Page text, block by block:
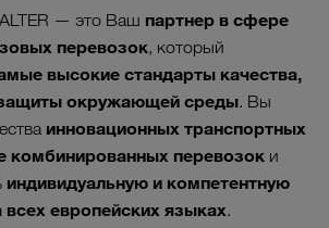
— это Ваш партнер в сфере
перевозок, который
высокие стандарты качества,
окружающей среды. Вы
инновационных транспортных
комбинированных перевозок и
индивидуальную и компетентную
всех европейских языках.